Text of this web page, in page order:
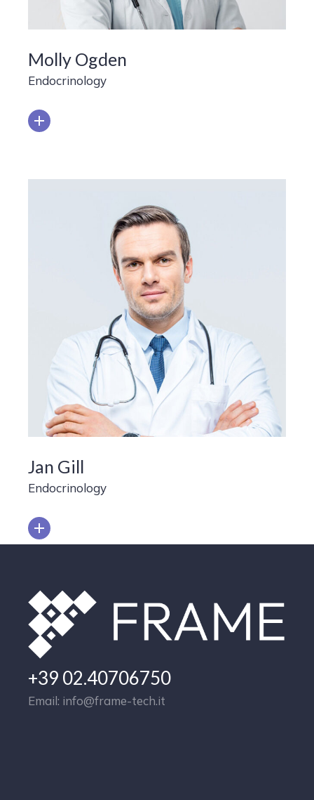
Molly Ogden
Endocrinology
Jan Gill
Endocrinology
+39 02.40706750
Email: info@frame-tech.it